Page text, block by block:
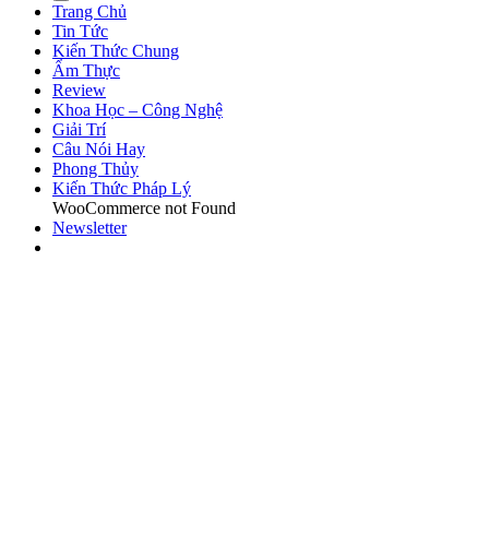
Trang Chủ
Tin Tức
Kiến Thức Chung
Ẩm Thực
Review
Khoa Học – Công Nghệ
Giải Trí
Câu Nói Hay
Phong Thủy
Kiến Thức Pháp Lý
WooCommerce not Found
Newsletter